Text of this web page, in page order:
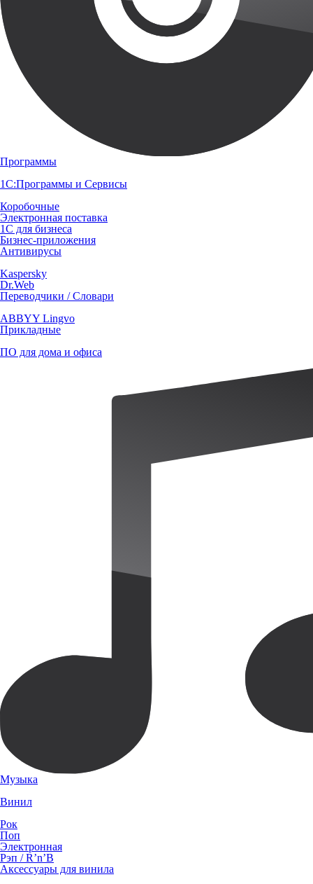
Программы
1С:Программы и Сервисы
Коробочные
Электронная поставка
1С для бизнеса
Бизнес-приложения
Антивирусы
Kaspersky
Dr.Web
Переводчики / Словари
ABBYY Lingvo
Прикладные
ПО для дома и офиса
Музыка
Винил
Рок
Поп
Электронная
Рэп / R’n’B
Аксессуары для винила